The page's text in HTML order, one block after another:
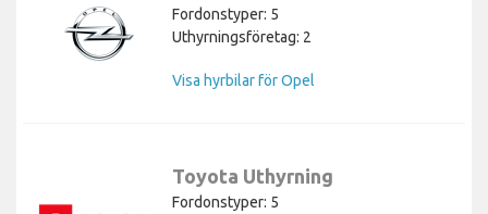
Fordonstyper: 5
Uthyrningsföretag: 2
Visa hyrbilar för Opel
Toyota Uthyrning
Fordonstyper: 5